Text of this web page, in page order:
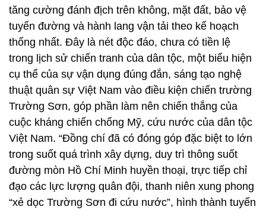
cụ thể của sự vận dụng đúng đắn, sáng tạo nghệ
thuật quân sự Việt Nam vào điều kiện chiến trường
Trường Sơn, góp phần làm nên chiến thắng của
cuộc kháng chiến chống Mỹ, cứu nước của dân tộc
Việt Nam. “Đồng chí đã có đóng góp đặc biệt to lớn
trong suốt quá trình xây dựng, duy trì thông suốt
đường mòn Hồ Chí Minh huyền thoại, trực tiếp chỉ
đạo các lực lượng quân đội, thanh niên xung phong
“xẻ dọc Trường Sơn đi cứu nước”, hình thành tuyến
đường huyết mạch, chiến lược để vận chuyển cán
bộ, chiến sĩ, quân lương, đạn dược từ hậu phương
miền Bắc chi viện cho các mặt trận phía Nam. Tên
tuổi của đồng chí gắn liền với chiến trường Trường